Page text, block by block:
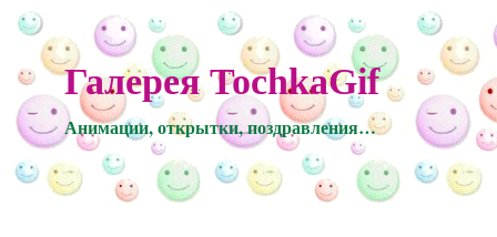
Галерея TochkaGif
Анимации, открытки, поздравления…